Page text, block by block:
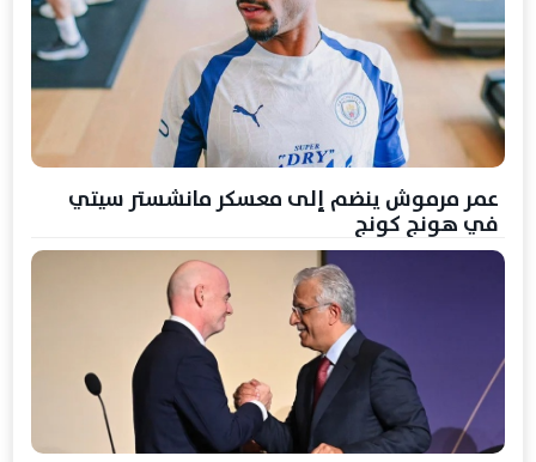
عمر مرموش ينضم إلى معسكر مانشستر سيتي
في هونج كونج